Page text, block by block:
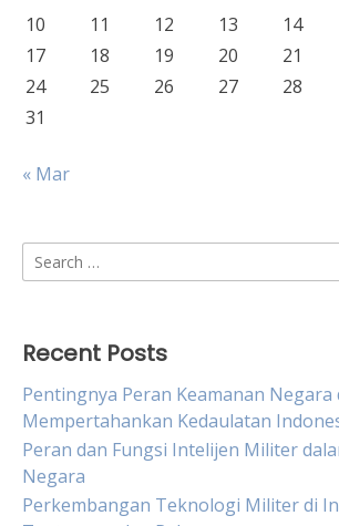
10
11 12 13 14
17
18 19 20 21
24
25 26 27 28
31
« Mar
Search
for:
Recent Posts
Pentingnya Peran Keamanan Negara
Mempertahankan Kedaulatan
Peran dan Fungsi Intelijen Militer
Negara
Perkembangan Teknologi Militer di